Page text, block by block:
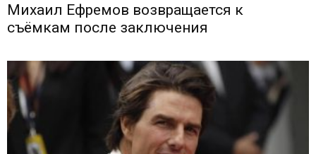
Михаил Ефремов возвращается к
съёмкам после заключения